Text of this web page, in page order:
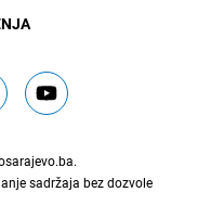
.
sadržaja bez dozvole